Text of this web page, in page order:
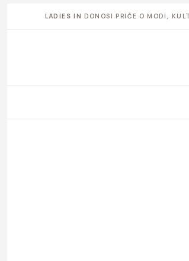
LADIES IN DONOSI PRIČE O MODI,